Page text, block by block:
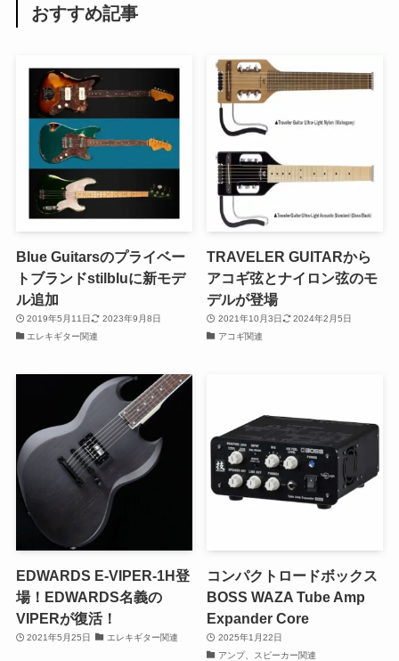
おすすめ記事
Blue Guitarsのプライベー
トブランドstilbluに新モデ
ル追加
2019年5月11日
2023年9月8日
エレキギター関連
TRAVELER GUITARから
アコギ弦とナイロン弦のモ
デルが登場
2021年10月3日
2024年2月5日
アコギ関連
EDWARDS E-VIPER-1H登
場！EDWARDS名義の
VIPERが復活！
2021年5月25日 エレキギター関連
コンパクトロードボックス
BOSS WAZA Tube Amp
Expander Core
2025年1月22日
アンプ、スピーカー関連